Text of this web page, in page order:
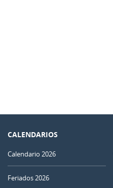
CALENDARIOS
Calendario 2026
Feriados 2026